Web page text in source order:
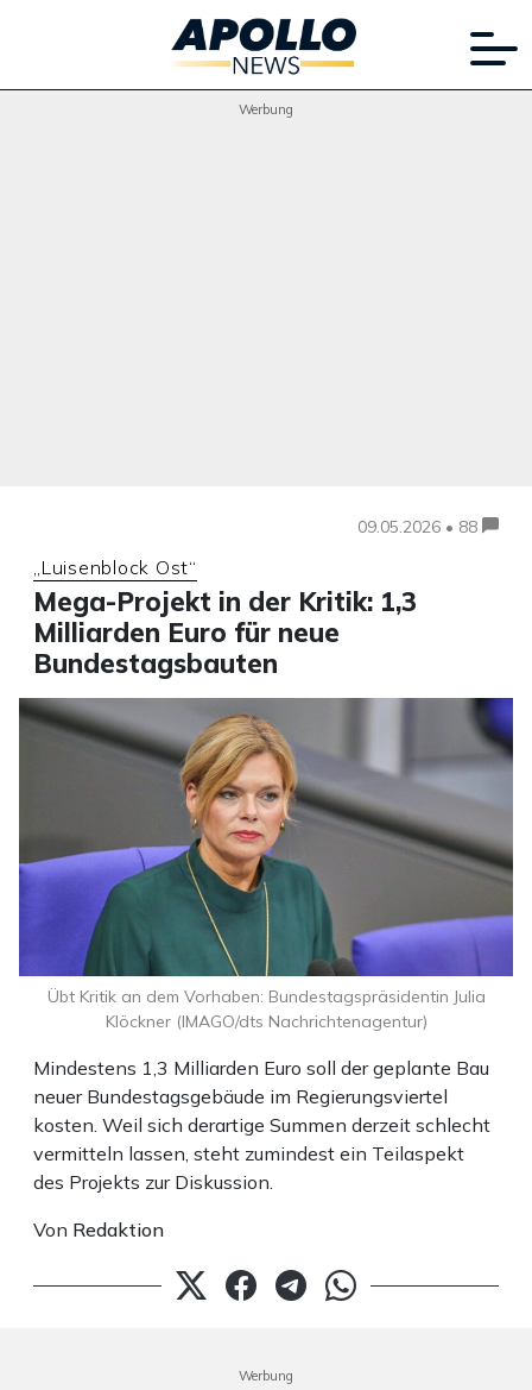
Werbung
09.05.2026 • 88
„Luisenblock Ost“
Mega-Projekt in der Kritik: 1,3
Milliarden Euro für neue
Bundestagsbauten
Mindestens 1,3 Milliarden Euro soll der geplante Bau
neuer Bundestagsgebäude im Regierungsviertel
kosten. Weil sich derartige Summen derzeit schlecht
vermitteln lassen, steht zumindest ein Teilaspekt
des Projekts zur Diskussion.
Von Redaktion
Übt Kritik an dem Vorhaben: Bundestagspräsidentin Julia
Klöckner (IMAGO/dts Nachrichtenagentur)
Werbung